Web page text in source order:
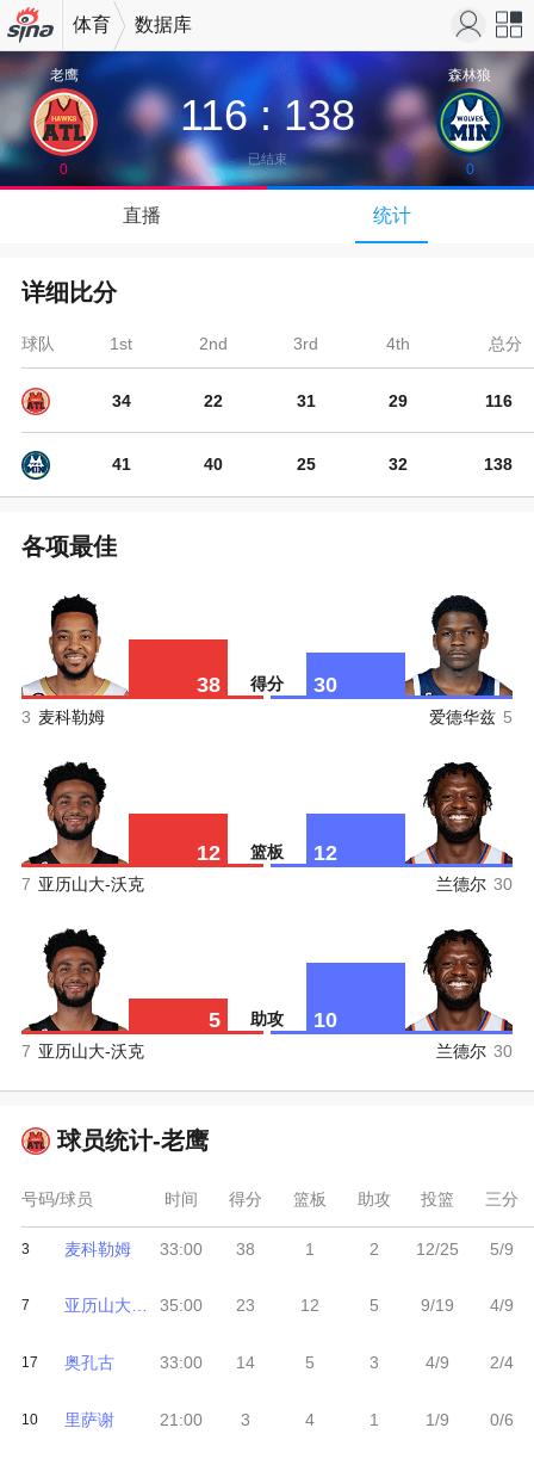
机新浪 站导
航
体育 数据库
老鹰
0
森林狼
0
116 : 138
已结束
直播 统计
详细比分
球队 1st
34
41
2nd
22
40
3rd
31
25
4th
29
32
总分
116
138
各项最佳
38
3 麦科勒姆
得分 30
爱德华兹 5
12
7 亚历山大-沃克
篮板 12
兰德尔 30
5
7 亚历山大-沃克
助攻 10
兰德尔 30
球员统计-老鹰
号码/球员
3 麦科勒姆
7 亚历山大-沃克
17 奥孔古
10 里萨谢
时间
33:00
35:00
33:00
21:00
得分
38
23
14
3
篮板
1
12
5
4
助攻
2
5
3
1
投篮
12/25
9/19
4/9
1/9
三分
5/9
4/9
2/4
0/6